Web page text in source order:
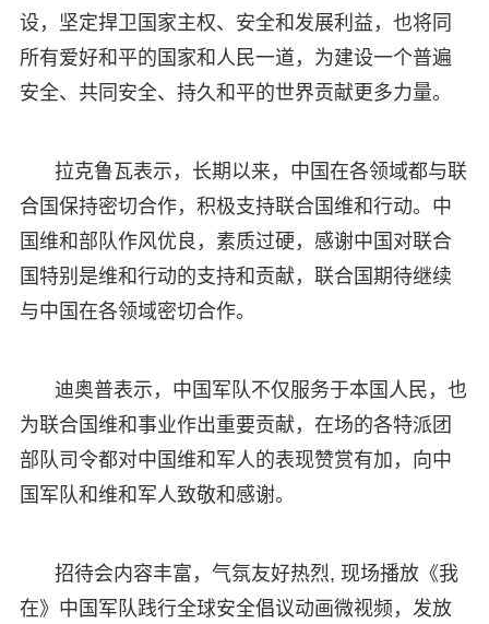
设，坚定捍卫国家主权、安全和发展利益，也将同
所有爱好和平的国家和人民一道，为建设一个普遍
安全、共同安全、持久和平的世界贡献更多力量。
拉克鲁瓦表示，长期以来，中国在各领域都与联
合国保持密切合作，积极支持联合国维和行动。中
国维和部队作风优良，素质过硬，感谢中国对联合
国特别是维和行动的支持和贡献，联合国期待继续
与中国在各领域密切合作。
迪奥普表示，中国军队不仅服务于本国人民，也
为联合国维和事业作出重要贡献，在场的各特派团
部队司令都对中国维和军人的表现赞赏有加，向中
国军队和维和军人致敬和感谢。
招待会内容丰富，气氛友好热烈, 现场播放《我
在》中国军队践行全球安全倡议动画微视频，发放